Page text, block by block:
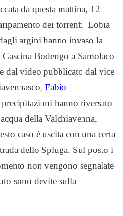
da questa mattina, 12
dei torrenti Lobia
argini hanno invaso la
Cascina Bodengo a Samolaco
dal video pubblicato dal vice
Fabio
precipitazioni hanno riversato
della Valchiavenna,
caso è uscita con una certa
dello Spluga. Sul posto i
non vengono segnalate
sono devite sulla